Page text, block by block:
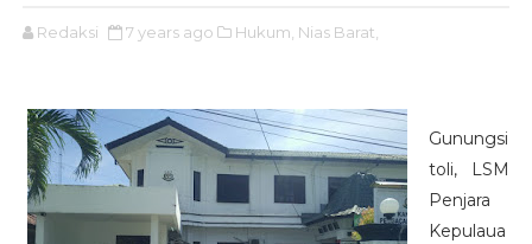
Redaksi 7 years ago Hukum, Nias Barat,
Gunungsi
toli, LSM
Penjara
Kepulaua